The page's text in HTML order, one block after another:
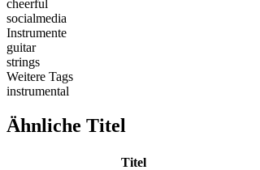
cheerful
socialmedia
Instrumente
guitar
strings
Weitere Tags
instrumental
Ähnliche Titel
Titel